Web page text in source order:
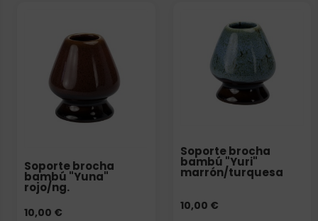
Soporte brocha
bambú "Yuna"
rojo/ng.
10,00 €
Soporte brocha
bambú "Yuri"
marrón/turquesa
10,00 €